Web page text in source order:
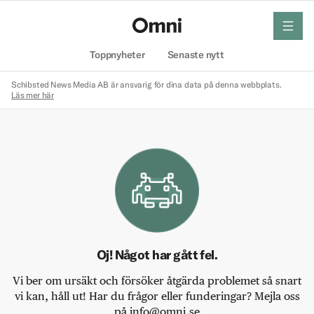
Toppnyheter Senaste nytt
meny
Schibsted News Media AB är ansvarig för dina data på denna webbplats.
Läs mer här
Oj! Något har gått fel.
Vi ber om ursäkt och försöker åtgärda problemet så snart
vi kan, håll ut! Har du frågor eller funderingar? Mejla oss